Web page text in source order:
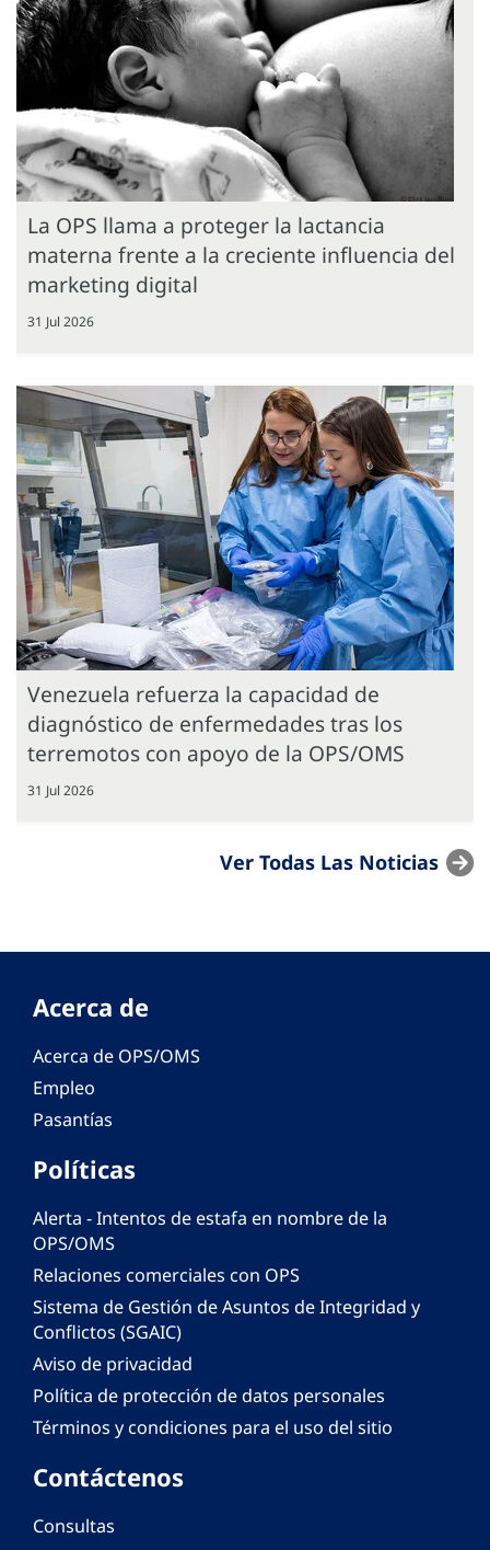
La OPS llama a proteger la lactancia
materna frente a la creciente influencia del
marketing digital
31 Jul 2026
Venezuela refuerza la capacidad de
diagnóstico de enfermedades tras los
terremotos con apoyo de la OPS/OMS
31 Jul 2026
Ver Todas Las Noticias
Acerca de
Acerca de OPS/OMS
Empleo
Pasantías
Políticas
Alerta - Intentos de estafa en nombre de la
OPS/OMS
Relaciones comerciales con OPS
Sistema de Gestión de Asuntos de Integridad y
Conflictos (SGAIC)
Aviso de privacidad
Política de protección de datos personales
Términos y condiciones para el uso del sitio
Contáctenos
Consultas